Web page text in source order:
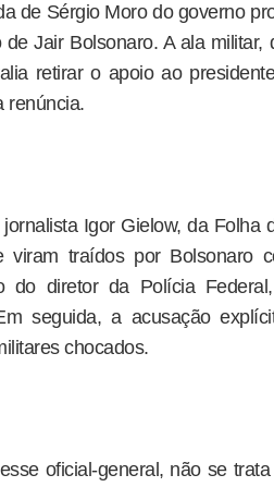
de Sérgio Moro do governo
de Jair Bolsonaro. A ala
retirar o apoio ao
renúncia.
Igor Gielow, da Folha
viram traídos por Bolsonaro
do diretor da Polícia
seguida, a acusação
chocados.
oficial-general, não se